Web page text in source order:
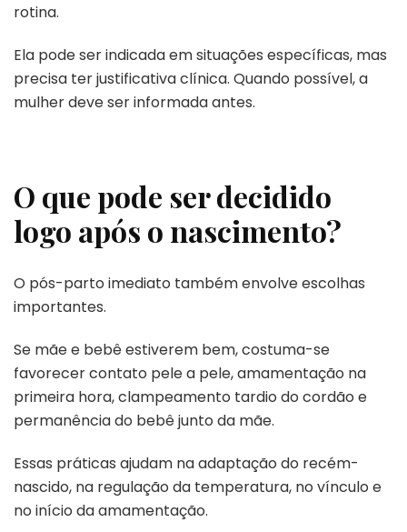
rotina.
Ela pode ser indicada em situações específicas, mas
precisa ter justificativa clínica. Quando possível, a
mulher deve ser informada antes.
O que pode ser decidido
logo após o nascimento?
O pós-parto imediato também envolve escolhas
importantes.
Se mãe e bebê estiverem bem, costuma-se
favorecer contato pele a pele, amamentação na
primeira hora, clampeamento tardio do cordão e
permanência do bebê junto da mãe.
Essas práticas ajudam na adaptação do recém-
nascido, na regulação da temperatura, no vínculo e
no início da amamentação.